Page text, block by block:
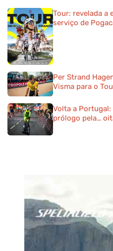
Tour: revelada a
serviço de
Per Strand
Visma para o
Volta a Portugal:
prólogo pela…